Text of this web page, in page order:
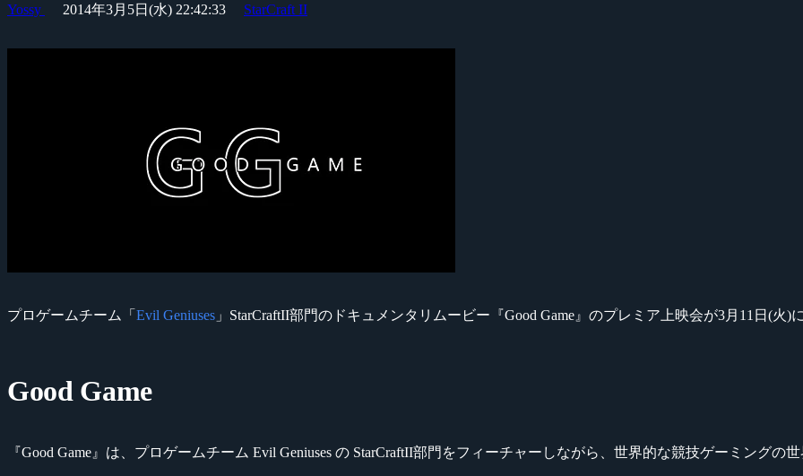
Yossy 2014年3月5日(水) 22:42:33 StarCraft II
プロゲームチーム「 Evil Geniuses 」StarCraftII部門のドキュメンタリムービー『Good Game』のプレミア上映会が3月11日(火
Good Game
『Good Game』は、プロゲームチーム Evil Geniuses の StarCraftII部門をフィーチャーしながら、世界的な競技ゲーミング